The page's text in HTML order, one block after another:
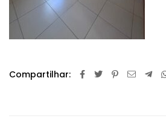
Compartilhar: